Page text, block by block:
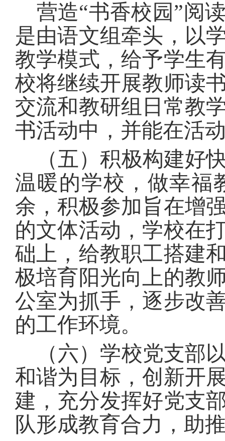
营造“书香校园”阅
是由语文组牵头，以
教学模式，给予学生
校将继续开展教师读
交流和教研组日常教
书活动中，并能在活
（五）积极构建好
温暖的学校，做幸福
余，积极参加旨在增
的文体活动，学校在
础上，给教职工搭建
极培育阳光向上的教
公室为抓手，逐步改
的工作环境。
（六）学校党支部
和谐为目标，创新开
建，充分发挥好党支
队形成教育合力，助